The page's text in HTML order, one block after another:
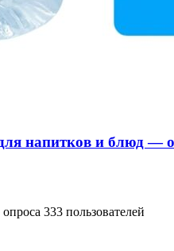
напитков и блюд —
333 пользователей